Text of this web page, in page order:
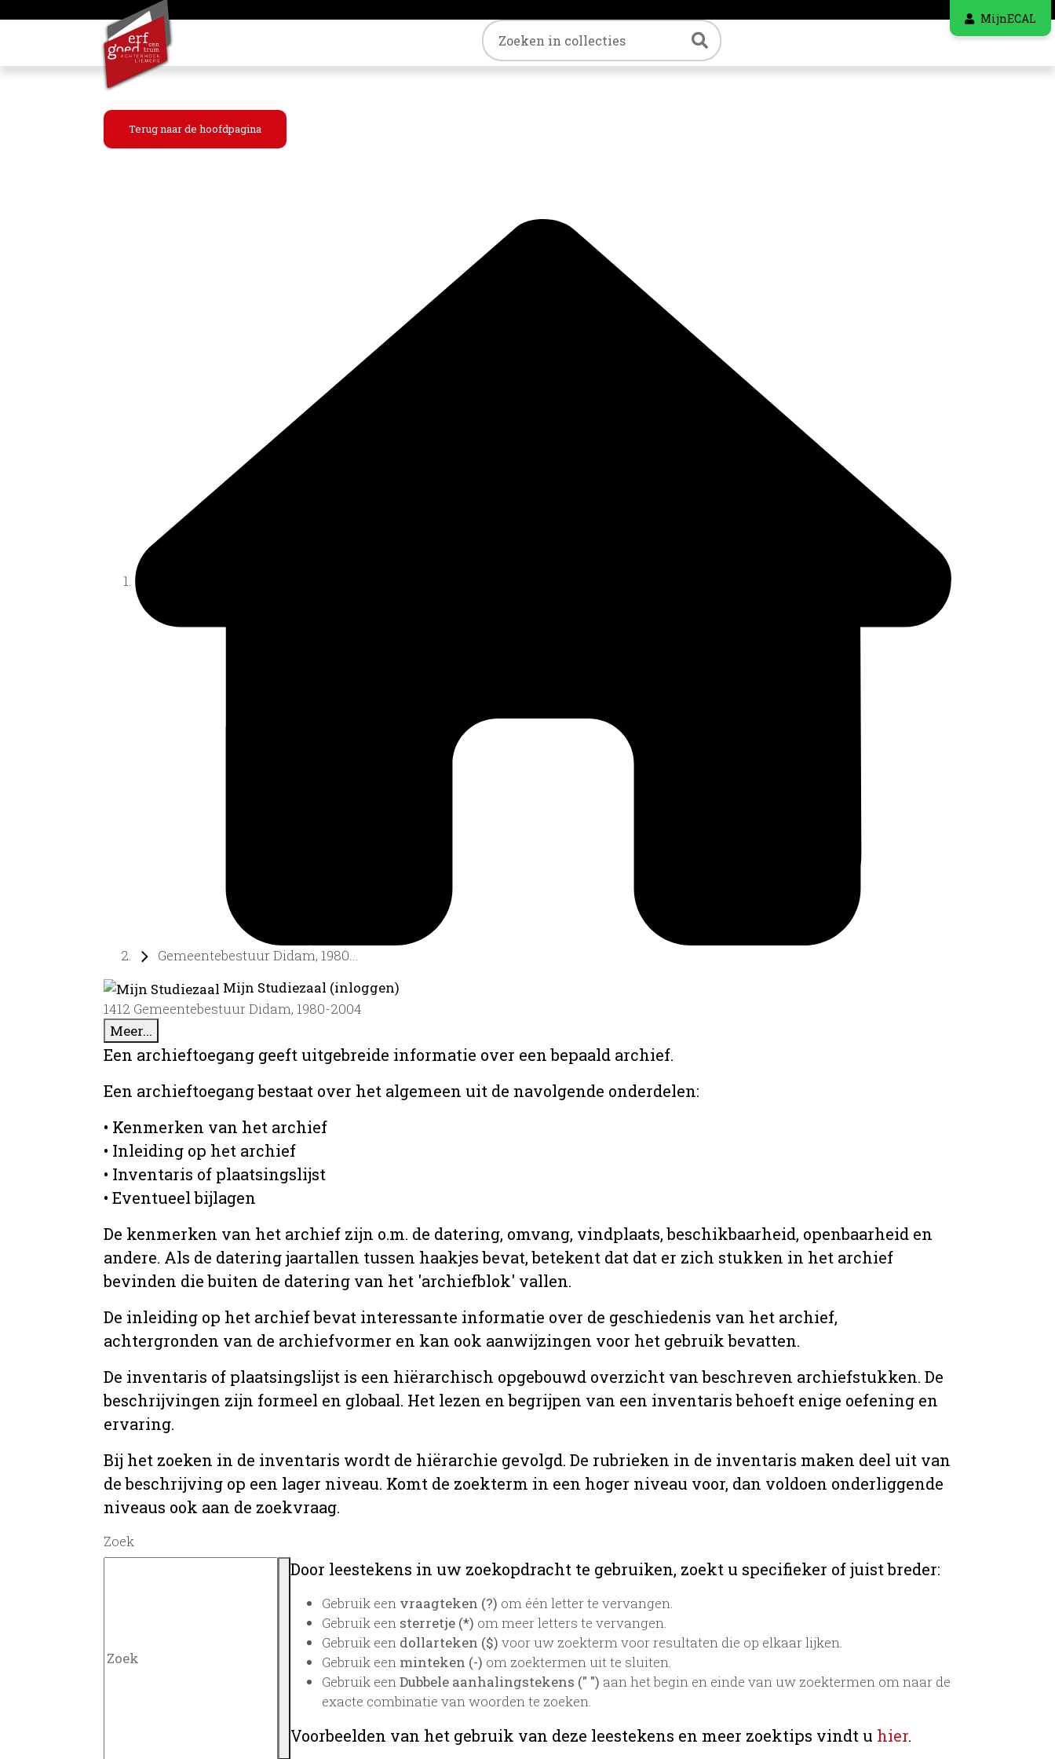
MijnECAL
Trefwoord Zoeken
Terug naar de hoofdpagina
Gemeentebestuur Didam, 1980...
Mijn Studiezaal (inloggen)
1412 Gemeentebestuur Didam, 1980-2004
Meer...
Een archieftoegang geeft uitgebreide informatie over een bepaald archief.
Een archieftoegang bestaat over het algemeen uit de navolgende onderdelen:
• Kenmerken van het archief
• Inleiding op het archief
• Inventaris of plaatsingslijst
• Eventueel bijlagen
De kenmerken van het archief zijn o.m. de datering, omvang, vindplaats, beschikbaarheid, openbaarheid en
andere. Als de datering jaartallen tussen haakjes bevat, betekent dat dat er zich stukken in het archief
bevinden die buiten de datering van het 'archiefblok' vallen.
De inleiding op het archief bevat interessante informatie over de geschiedenis van het archief,
achtergronden van de archiefvormer en kan ook aanwijzingen voor het gebruik bevatten.
De inventaris of plaatsingslijst is een hiërarchisch opgebouwd overzicht van beschreven archiefstukken. De
beschrijvingen zijn formeel en globaal. Het lezen en begrijpen van een inventaris behoeft enige oefening en
ervaring.
Bij het zoeken in de inventaris wordt de hiërarchie gevolgd. De rubrieken in de inventaris maken deel uit van
de beschrijving op een lager niveau. Komt de zoekterm in een hoger niveau voor, dan voldoen onderliggende
niveaus ook aan de zoekvraag.
Zoek
Door leestekens in uw zoekopdracht te gebruiken, zoekt u specifieker of juist breder:
Gebruik een vraagteken (?) om één letter te vervangen.
Gebruik een sterretje (*) om meer letters te vervangen.
Gebruik een dollarteken ($) voor uw zoekterm voor resultaten die op elkaar lijken.
Gebruik een minteken (-) om zoektermen uit te sluiten.
Gebruik eenDubbele aanhalingstekens (" ") aan het begin en einde van uw zoektermen om naar de
exacte combinatie van woorden te zoeken.
Voorbeelden van het gebruik van deze leestekens en meer zoektips vindt u hier.